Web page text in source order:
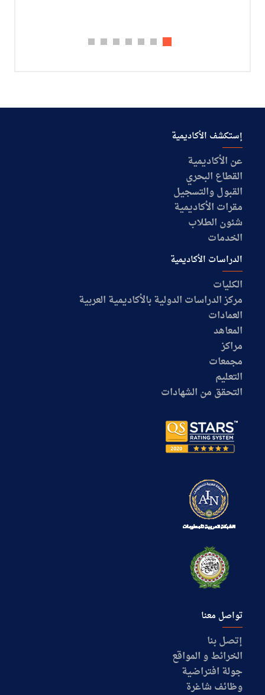
إستكشف الأكاديمية
عن الأكاديمية
القطاع البحري
القبول والتسجيل
مقرات الأكاديمية
شئون الطلاب
الخدمات
الدراسات الأكاديمية
الكليات
مركز الدراسات الدولية بالأكاديمية العربية
العمادات
المعاهد
مراكز
مجمعات
التعليم
التحقق من الشهادات
تواصل معنا
إتصل بنا
الخرائط و المواقع
جولة افتراضية
وظائف شاغرة